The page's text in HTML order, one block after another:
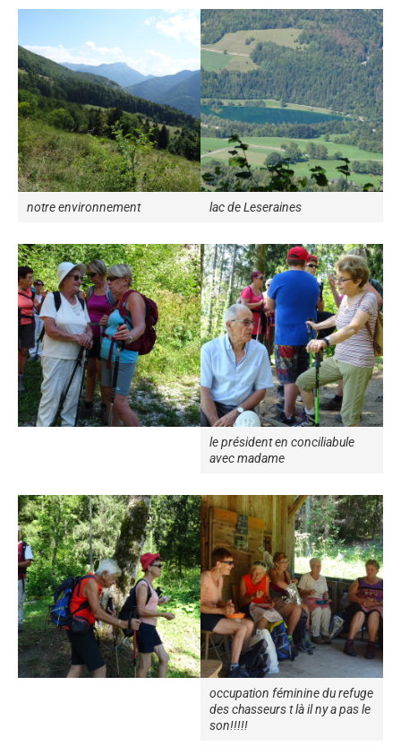
notre environnement lac de Leseraines
le président en conciliabule
avec madame
occupation féminine du refuge
des chasseurs t là il ny a pas le
son!!!!!